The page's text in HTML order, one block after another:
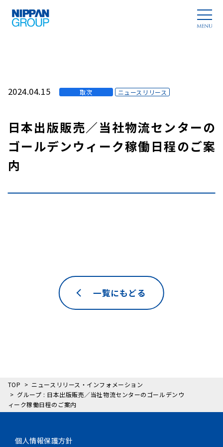
2024.04.15 取次 ニュースリリース
日本出版販売／当社物流センターの
ゴールデンウィーク稼働日程のご案
内
一覧にもどる
TOP
ニュースリリース・インフォメーション
グループ : 日本出版販売／当社物流センターのゴールデンウ
ィーク稼働日程のご案内
個人情報保護方針